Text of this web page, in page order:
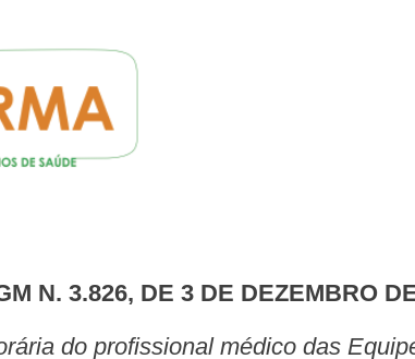
GM N. 3.826, DE 3 DE DEZEMBRO